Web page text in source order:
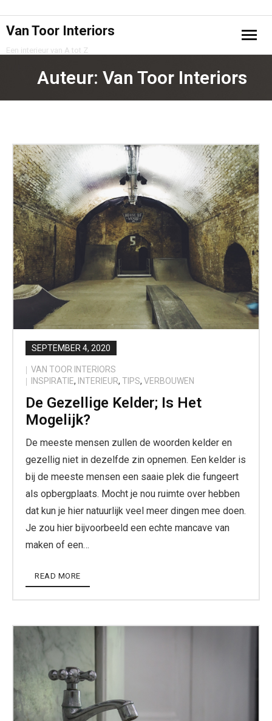
Van Toor Interiors
Een interieur van A tot Z
Home
Projecten
Privacy Policy
Contact
Auteur: Van Toor Interiors
SEPTEMBER 4, 2020
VAN TOOR INTERIORS
INSPIRATIE, INTERIEUR, TIPS, VERBOUWEN
De Gezellige Kelder; Is Het
Mogelijk?
De meeste mensen zullen de woorden kelder en
gezellig niet in dezelfde zin opnemen. Een kelder is
bij de meeste mensen een saaie plek die fungeert
als opbergplaats. Mocht je nou ruimte over hebben
dat kun je hier natuurlijk veel meer dingen mee doen.
Je zou hier bijvoorbeeld een echte mancave van
maken of een…
READ MORE